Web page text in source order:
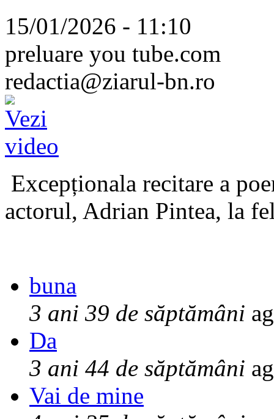
15/01/2026 - 11:10
preluare you tube.com
redactia@ziarul-bn.ro
Excepționala recitare a
actorul, Adrian Pintea, la
buna
3 ani 39 de săptămâni
Da
3 ani 44 de săptămâni
Vai de mine